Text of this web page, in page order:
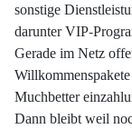
sonstige
darunter VIP-
Gerade im Netz
Muchbetter
Dann bleibt weil